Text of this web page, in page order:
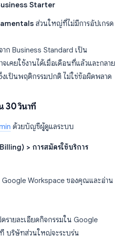
Starter
ส่วนใหญ่ที่ไม่มีการอัปเกรด
ก Business Standard เป็น
คยใช้งานได้เมื่อเดือนที่แล้วและกลาย
งเป็นพฤติกรรมปกติ ไม่ใช่ข้อผิดพลาด
30 วินาที
ด้วยบัญชีผู้ดูแลระบบ
> การสมัครใช้บริการ
Google Workspace ของคุณและอ่าน
ายละเอียดกิจกรรมใน Google
บริษัทส่วนใหญ่จะระบุรุ่น